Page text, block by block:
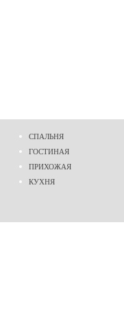
СПАЛЬНЯ
ГОСТИНАЯ
ПРИХОЖАЯ
КУХНЯ